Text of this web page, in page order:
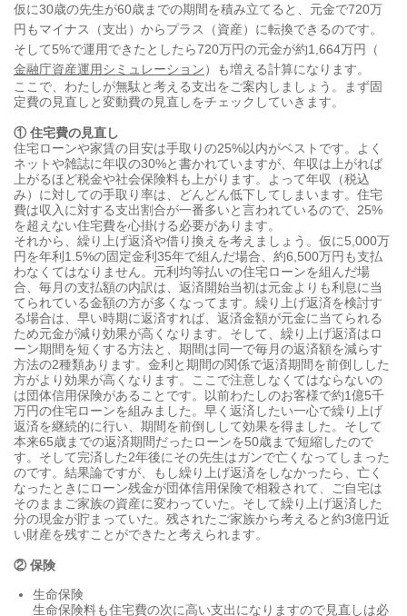
仮に30歳の先生が60歳までの期間を積み立てると、元金で720万
円もマイナス（支出）からプラス（資産）に転換できるのです。
そして5%で運用できたとしたら720万円の元金が約1,664万円（
金融庁資産運用シミュレーション）も増える計算になります。
ここで、わたしが無駄と考える支出をご案内しましょう。まず固
定費の見直しと変動費の見直しをチェックしていきます。
① 住宅費の見直し
住宅ローンや家賃の目安は手取りの25%以内がベストです。よく
ネットや雑誌に年収の30%と書かれていますが、年収は上がれば
上がるほど税金や社会保険料も上がります。よって年収（税込
み）に対しての手取り率は、どんどん低下してしまいます。住宅
費は収入に対する支出割合が一番多いと言われているので、25%
を超えない住宅費を心掛ける必要があります。
それから、繰り上げ返済や借り換えを考えましょう。仮に5,000万
円を年利1.5%の固定金利35年で組んだ場合、約6,500万円も支払
わなくてはなりません。元利均等払いの住宅ローンを組んだ場
合、毎月の支払額の内訳は、返済開始当初は元金よりも利息に当
てられている金額の方が多くなってます。繰り上げ返済を検討す
る場合は、早い時期に返済すれば、返済金額が元金に当てられる
ため元金が減り効果が高くなります。そして、繰り上げ返済はロ
ーン期間を短くする方法と、期間は同一で毎月の返済額を減らす
方法の2種類あります。金利と期間の関係で返済期間を前倒しした
方がより効果が高くなります。ここで注意しなくてはならないの
は団体信用保険があることです。以前わたしのお客様で約1億5千
万円の住宅ローンを組みました。早く返済したい一心で繰り上げ
返済を継続的に行い、期間を前倒しして効果を得ました。そして
本来65歳までの返済期間だったローンを50歳まで短縮したので
す。そして完済した2年後にその先生はガンで亡くなってしまった
のです。結果論ですが、もし繰り上げ返済をしなかったら、亡く
なったときにローン残金が団体信用保険で相殺されて、ご自宅は
そのままご家族の資産に変わっていた。そして繰り上げ返済した
分の現金が貯まっていた。残されたご家族から考えると約3億円近
い財産を残すことができたと考えられます。
② 保険
生命保険
生命保険料も住宅費の次に高い支出になりますので見直しは必